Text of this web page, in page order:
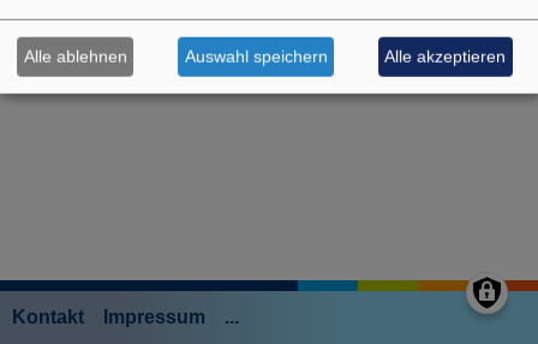
Kontakt Impressum ...
Alle ablehnen Auswahl speichern Alle akzeptieren